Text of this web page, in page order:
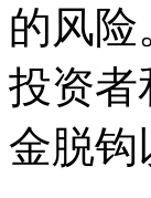
的风
投资
金脱钩